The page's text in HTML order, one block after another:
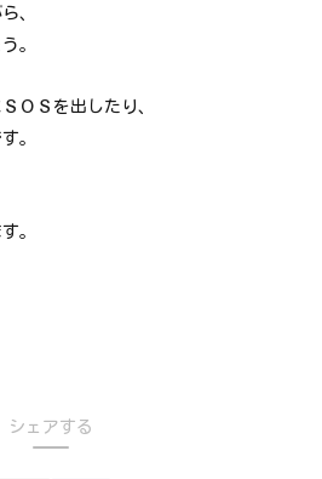
、
。
ＯＳを出したり、
。
。
シェアする